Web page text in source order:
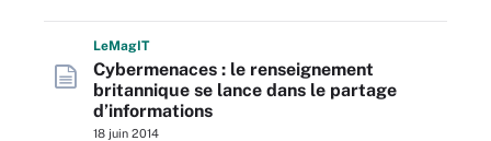
LeMagIT
Cybermenaces : le renseignement
britannique se lance dans le partage
d’informations
18 juin 2014